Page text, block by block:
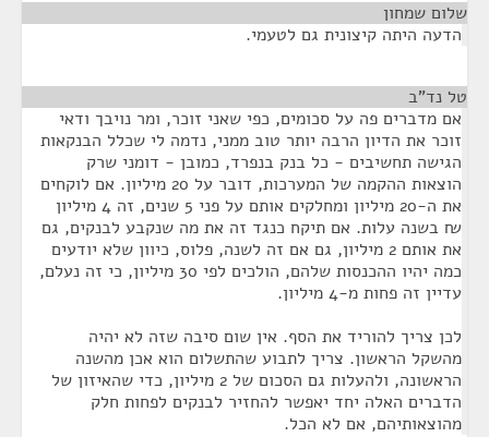
שלום שמחון
הדעה היתה קיצונית גם לטעמי.
טל נד"ב
אם מדברים פה על סכומים, כפי שאני זוכר, ומר נויבך ודאי
זוכר את הדיון הרבה יותר טוב ממני, נדמה לי שכלל הבנקאות
הגישה תחשיבים - כל בנק בנפרד, כמובן - דומני שרק
הוצאות ההקמה של המערכות, דובר על 20 מיליון. אם לוקחים
את ה-20 מיליון ומחלקים אותם על פני 5 שנים, זה 4 מיליון
₪ בשנה עלות. אם תיקח כנגד זה את מה שנקבע לבנקים, גם
את אותם 2 מיליון, גם אם זה לשנה, פלוס, כיוון שלא יודעים
כמה יהיו ההכנסות שלהם, הולכים לפי 30 מיליון, כי זה נעלם,
עדיין זה פחות מ-4 מיליון.
לכן צריך להוריד את הסף. אין שום סיבה שזה לא יהיה
מהשקל הראשון. צריך לתבוע שהתשלום הוא אכן מהשנה
הראשונה, ולהעלות גם הסכום של 2 מיליון, כדי שהאיזון של
הדברים האלה יחד יאפשר להחזיר לבנקים לפחות חלק
מהוצאותיהם, אם לא הכל.